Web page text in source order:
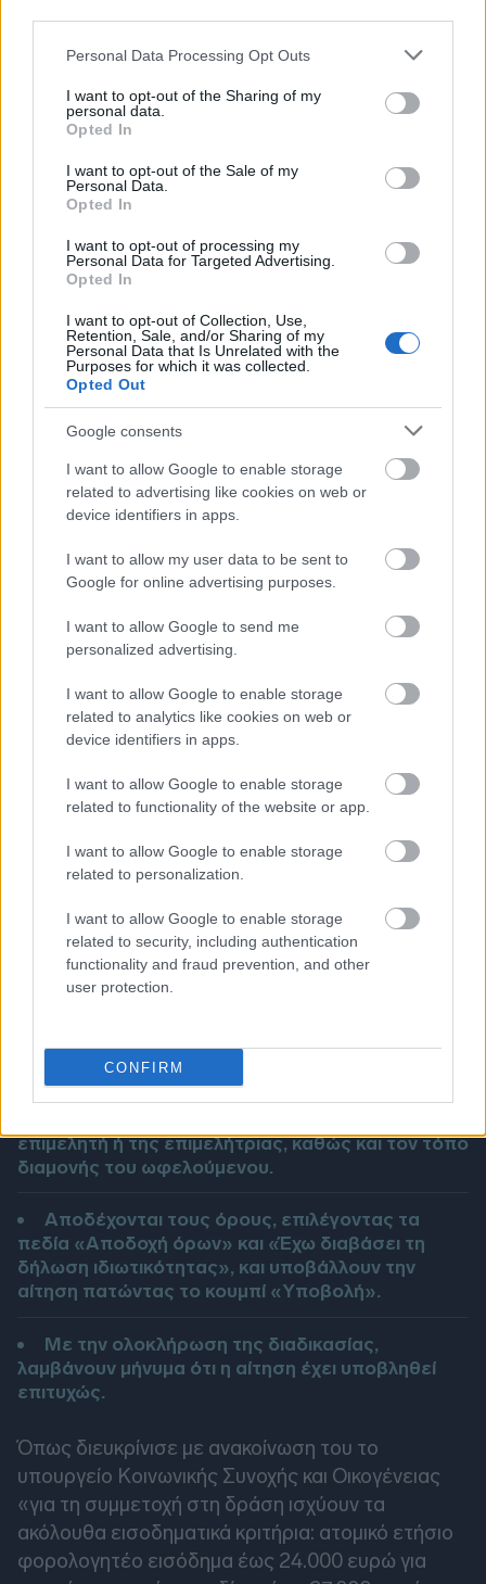
Please note that this website/app uses one or more Google
not limited to your visit or usage behaviour. You may click to
grant or deny consent to Google and its third-party tags to
use your data for below specified purposes in below Google
consent section.
Personal Data Processing Opt Outs
I want to opt-out of the Sharing of my
personal data.
Opted In
I want to opt-out of the Sale of my
Personal Data.
Opted In
I want to opt-out of processing my
Personal Data for Targeted Advertising.
Opted In
I want to opt-out of Collection, Use,
Retention, Sale, and/or Sharing of my
Personal Data that Is Unrelated with the
Purposes for which it was collected.
Opted Out
Google consents
I want to allow Google to enable storage
related to advertising like cookies on web or
device identifiers in apps.
I want to allow my user data to be sent to
Google for online advertising purposes.
I want to allow Google to send me
personalized advertising.
I want to allow Google to enable storage
related to analytics like cookies on web or
device identifiers in apps.
I want to allow Google to enable storage
related to functionality of the website or app.
I want to allow Google to enable storage
related to personalization.
I want to allow Google to enable storage
related to security, including authentication
functionality and fraud prevention, and other
user protection.
CONFIRM
Εισέρχονται στο ntantades.gov.gr
Επιλέγουν «Αίτηση voucher»
Συνδέονται με τους προσωπικούς κωδικούς
Taxisnet. Τα προσωπικά στοιχεία εμφανίζονται
αυτόματα, λόγω της διαλειτουργικότητας.
χρειάζεται, συμπληρώνουν τα υποχρεωτικά
πεδία.
Παράλληλα, ανεβάζουν φωτοαντίγραφο
ταυτοποιητικού εγγράφου, όπως αστυνομική
ταυτότητα ή δίπλωμα οδήγησης, και
συμπληρώνουν τον ΑΜΚΑ του παιδιού.
και τον αριθμό των παιδιών και ανεβάζουν
πιστοποιητικό οικογενειακής κατάστασης.
Συμπληρώνουν το επιθυμητό ωράριο, ώστε να
επιμελητή ή διαθέσιμης επιμελήτριας.
Επιλέγουν τον χώρο παροχής της φροντίδας,
επιμελητή ή της επιμελήτριας, καθώς και τον τόπο
διαμονής του ωφελούμενου.
Αποδέχονται τους όρους, επιλέγοντας τα
πεδία «Αποδοχή όρων» και «Έχω διαβάσει τη
δήλωση ιδιωτικότητας», και υποβάλλουν την
αίτηση πατώντας το κουμπί «Υποβολή».
Με την ολοκλήρωση της διαδικασίας,
λαμβάνουν μήνυμα ότι η αίτηση έχει υποβληθεί
επιτυχώς.
Όπως διευκρίνισε με ανακοίνωση του το
υπουργείο Κοινωνικής Συνοχής και Οικογένειας
«για τη συμμετοχή στη δράση ισχύουν τα
ακόλουθα εισοδηματικά κριτήρια: ατομικό ετήσιο
φορολογητέο εισόδημα έως 24.000 ευρώ για